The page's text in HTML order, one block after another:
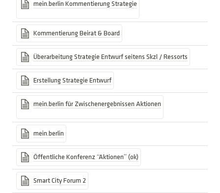
mein.berlin Kommentierung Strategie
Kommentierung Beirat & Board
Überarbeitung Strategie Entwurf seitens Skzl / Ressorts
Erstellung Strategie Entwurf
mein.berlin für Zwischenergebnissen Aktionen
mein.berlin
Öffentliche Konferenz “Aktionen” (ok)
Smart City Forum 2